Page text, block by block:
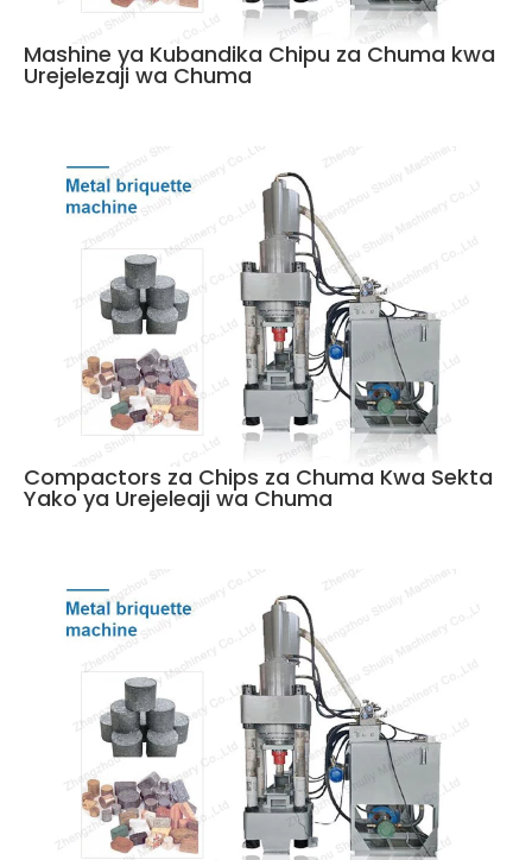
Mashine ya Kubandika Chipu za Chuma kwa
Urejelezaji wa Chuma
Compactors za Chips za Chuma Kwa Sekta
Yako ya Urejeleaji wa Chuma